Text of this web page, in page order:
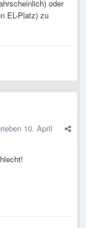
oder
EL-Platz) zu
10. April